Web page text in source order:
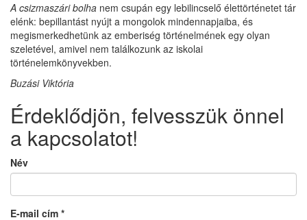
A csizmaszári bolha nem csupán egy lebilincselő élettörténetet tár
elénk: bepillantást nyújt a mongolok mindennapjaiba, és
megismerkedhetünk az emberiség történelmének egy olyan
szeletével, amivel nem találkozunk az iskolai
történelemkönyvekben.
Buzási Viktória
Érdeklődjön, felvesszük önnel
a kapcsolatot!
Név
E-mail cím *